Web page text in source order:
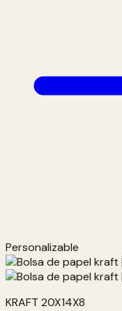
Personalizable
KRAFT 20X14X8